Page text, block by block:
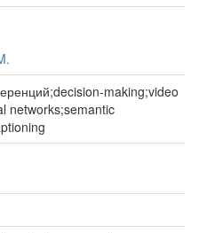
making;video
networks;semantic